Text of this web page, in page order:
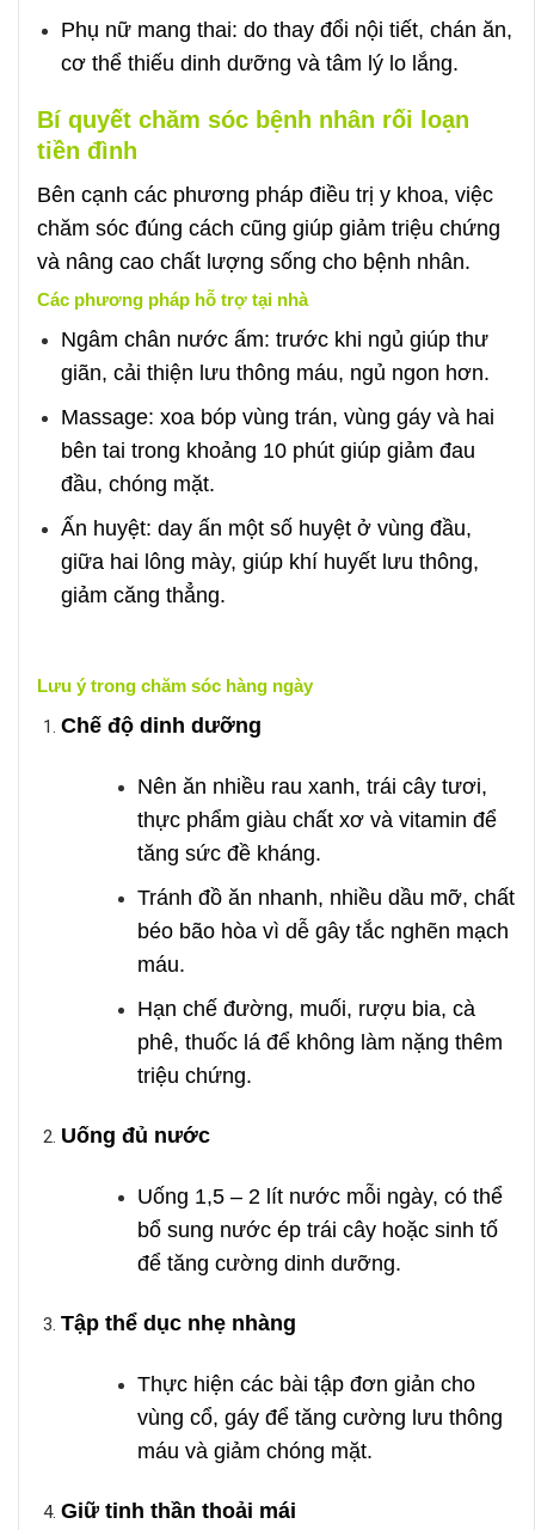
Phụ nữ mang thai: do thay đổi nội tiết, chán ăn,
cơ thể thiếu dinh dưỡng và tâm lý lo lắng.
Bí quyết chăm sóc bệnh nhân rối loạn
tiền đình
Bên cạnh các phương pháp điều trị y khoa, việc
chăm sóc đúng cách cũng giúp giảm triệu chứng
và nâng cao chất lượng sống cho bệnh nhân.
Các phương pháp hỗ trợ tại nhà
Ngâm chân nước ấm: trước khi ngủ giúp thư
giãn, cải thiện lưu thông máu, ngủ ngon hơn.
Massage: xoa bóp vùng trán, vùng gáy và hai
bên tai trong khoảng 10 phút giúp giảm đau
đầu, chóng mặt.
Ấn huyệt: day ấn một số huyệt ở vùng đầu,
giữa hai lông mày, giúp khí huyết lưu thông,
giảm căng thẳng.
Lưu ý trong chăm sóc hàng ngày
Chế độ dinh dưỡng
Nên ăn nhiều rau xanh, trái cây tươi,
thực phẩm giàu chất xơ và vitamin để
tăng sức đề kháng.
Tránh đồ ăn nhanh, nhiều dầu mỡ, chất
béo bão hòa vì dễ gây tắc nghẽn mạch
máu.
Hạn chế đường, muối, rượu bia, cà
phê, thuốc lá để không làm nặng thêm
triệu chứng.
Uống đủ nước
Uống 1,5 – 2 lít nước mỗi ngày, có thể
bổ sung nước ép trái cây hoặc sinh tố
để tăng cường dinh dưỡng.
Tập thể dục nhẹ nhàng
Thực hiện các bài tập đơn giản cho
vùng cổ, gáy để tăng cường lưu thông
máu và giảm chóng mặt.
Giữ tinh thần thoải mái